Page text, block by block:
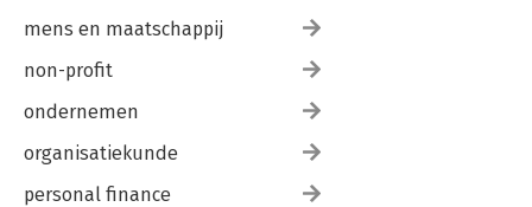
mens en maatschappij
non-profit
ondernemen
organisatiekunde
personal finance